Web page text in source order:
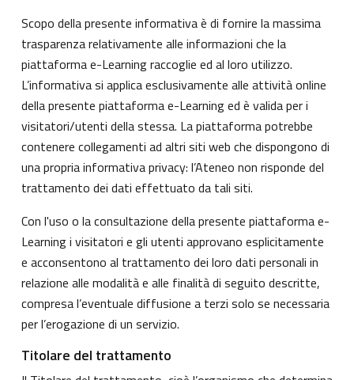
Scopo della presente informativa è di fornire la massima
trasparenza relativamente alle informazioni che la
piattaforma e-Learning raccoglie ed al loro utilizzo.
L’informativa si applica esclusivamente alle attività online
della presente piattaforma e-Learning ed è valida per i
visitatori/utenti della stessa. La piattaforma potrebbe
contenere collegamenti ad altri siti web che dispongono di
una propria informativa privacy: l’Ateneo non risponde del
trattamento dei dati effettuato da tali siti.
Con l'uso o la consultazione della presente piattaforma e-
Learning i visitatori e gli utenti approvano esplicitamente
e acconsentono al trattamento dei loro dati personali in
relazione alle modalità e alle finalità di seguito descritte,
compresa l’eventuale diffusione a terzi solo se necessaria
per l’erogazione di un servizio.
Titolare del trattamento